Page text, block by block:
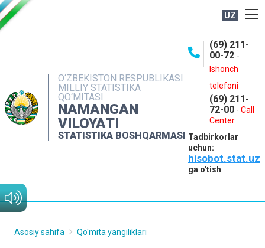
UZ
O‘ZBEKISTON RESPUBLIKASI
MILLIY STATISTIKA
QO‘MITASI
NAMANGAN
VILOYATI
STATISTIKA BOSHQARMASI
(69) 211-
00-72 -
Ishonch
telefoni
(69) 211-
72-00 - Call
Center
Tadbirkorlar
uchun:
hisobot.stat.uz
ga o'tish
NASHRLAR
INTERAKTIV XIZMATLAR
MATBUOT XIZMATI
MUROJAATLAR
Asosiy sahifa Qo'mita yangiliklari